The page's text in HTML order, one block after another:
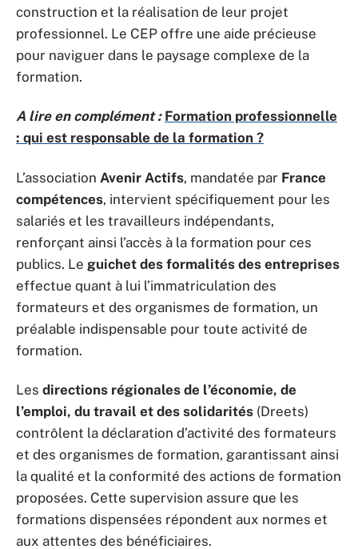
construction et la réalisation de leur projet
professionnel. Le CEP offre une aide précieuse
pour naviguer dans le paysage complexe de la
formation.
A lire en complément : Formation professionnelle
: qui est responsable de la formation ?
L’association Avenir Actifs, mandatée par France
compétences, intervient spécifiquement pour les
salariés et les travailleurs indépendants,
renforçant ainsi l’accès à la formation pour ces
publics. Le guichet des formalités des entreprises
effectue quant à lui l’immatriculation des
formateurs et des organismes de formation, un
préalable indispensable pour toute activité de
formation.
Les directions régionales de l’économie, de
l’emploi, du travail et des solidarités (Dreets)
contrôlent la déclaration d’activité des formateurs
et des organismes de formation, garantissant ainsi
la qualité et la conformité des actions de formation
proposées. Cette supervision assure que les
formations dispensées répondent aux normes et
aux attentes des bénéficiaires.